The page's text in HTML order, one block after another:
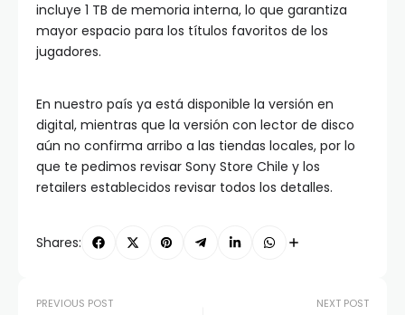
incluye 1 TB de memoria interna, lo que garantiza
mayor espacio para los títulos favoritos de los
jugadores.
En nuestro país ya está disponible la versión en
digital, mientras que la versión con lector de disco
aún no confirma arribo a las tiendas locales, por lo
que te pedimos revisar Sony Store Chile y los
retailers establecidos revisar todos los detalles.
Shares:
PREVIOUS POST NEXT POST